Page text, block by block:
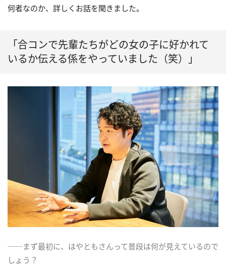
何者なのか、詳しくお話を聞きました。
「合コンで先輩たちがどの女の子に好かれて
いるか伝える係をやっていました（笑）」
──まず最初に、はやともさんって普段は何が見えているので
しょう？